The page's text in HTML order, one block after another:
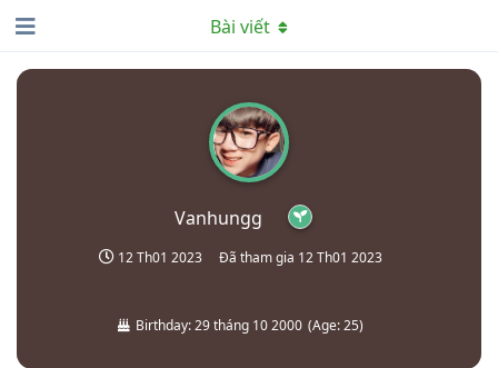
Vanhungg
12 Th01 2023 Đã tham gia 12 Th01 2023
Birthday:29 tháng 10 2000 (Age:25)
Bài viết